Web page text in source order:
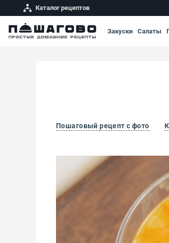
Каталог рецептов
Закуски Салаты
Пошаговый рецепт с фото
Густой гороховый суп с